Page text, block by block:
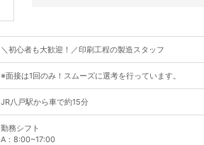
＼初心者も大歓迎！／印刷工程の製造スタッフ
※面接は1回のみ！スムーズに選考を行っています。
JR八戸駅から車で約15分
勤務シフト
A：8:00~17:00